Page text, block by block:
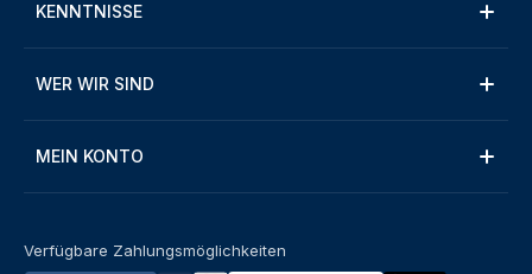
KENNTNISSE
WER WIR SIND
MEIN KONTO
Verfügbare Zahlungsmöglichkeiten